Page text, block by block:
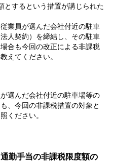
とするという措置が講じられた
業員が選んだ会社付近の駐車
人契約）を締結し、その駐車
合も今回の改正による非課税
えてください。
選んだ会社付近の駐車場等の
、今回の非課税措置の対象と
ください。
勤手当の非課税限度額の